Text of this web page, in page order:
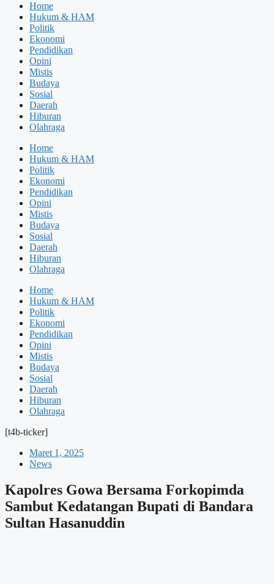
Home
Hukum & HAM
Politik
Ekonomi
Pendidikan
Opini
Mistis
Budaya
Sosial
Daerah
Hiburan
Olahraga
Home
Hukum & HAM
Politik
Ekonomi
Pendidikan
Opini
Mistis
Budaya
Sosial
Daerah
Hiburan
Olahraga
Home
Hukum & HAM
Politik
Ekonomi
Pendidikan
Opini
Mistis
Budaya
Sosial
Daerah
Hiburan
Olahraga
[t4b-ticker]
Maret 1, 2025
News
Kapolres Gowa Bersama Forkopimda
Sambut Kedatangan Bupati di Bandara
Sultan Hasanuddin